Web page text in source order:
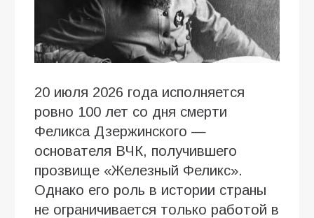
20 июля 2026 года исполняется
ровно 100 лет со дня смерти
Феликса Дзержинского —
основателя ВЧК, получившего
прозвище «Железный Феликс».
Однако его роль в истории страны
не ограничивается только работой в